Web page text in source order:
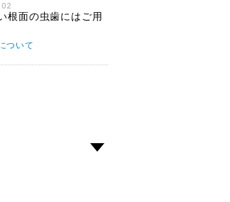
根面の虫歯にはご用
ついて